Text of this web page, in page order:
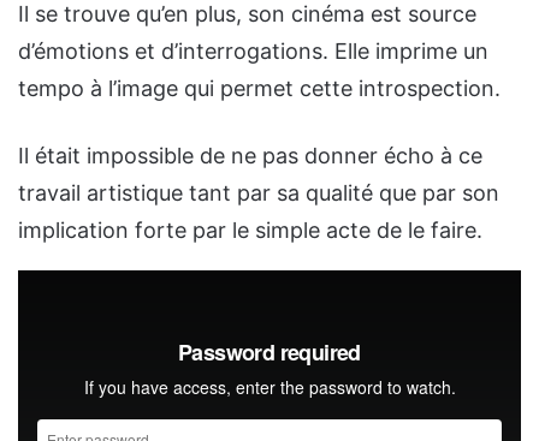
Il se trouve qu’en plus, son cinéma est source
d’émotions et d’interrogations. Elle imprime un
tempo à l’image qui permet cette introspection.
Il était impossible de ne pas donner écho à ce
travail artistique tant par sa qualité que par son
implication forte par le simple acte de le faire.